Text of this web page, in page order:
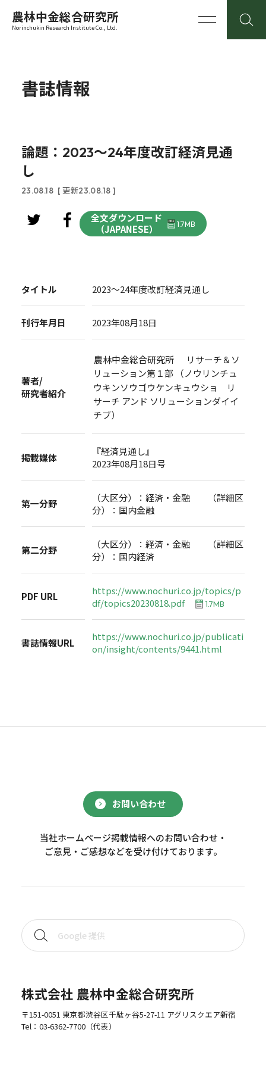
農林中金総合研究所
Norinchukin Research Institute Co., Ltd.
書誌情報
論題：2023～24年度改訂経済見通
し
23.08.18 [ 更新23.08.18 ]
全文ダウンロード
（JAPANESE）
1.7MB
タイトル 2023～24年度改訂経済見通し
刊行年月日 2023年08月18日
著者/
研究者紹介
農林中金総合研究所 リサーチ＆ソ
リューション第１部 （ノウリンチュ
ウキンソウゴウケンキュウショ リ
サーチ アンド ソリューションダイイ
チブ）
掲載媒体
『経済見通し』
2023年08月18日号
第一分野
（大区分）：経済・金融 （詳細区
分）：国内金融
第二分野
（大区分）：経済・金融 （詳細区
分）：国内経済
PDF URL
https://www.nochuri.co.jp/topics/p
df/topics20230818.pdf
1.7MB
書誌情報URL
https://www.nochuri.co.jp/publicati
on/insight/contents/9441.html
お問い合わせ
当社ホームページ掲載情報へのお問い合わせ・
ご意見・ご感想などを受け付けております。
株式会社 農林中金総合研究所
〒151-0051 東京都渋谷区千駄ヶ谷5-27-11 アグリスクエア新宿
Tel： 03-6362-7700（代表）